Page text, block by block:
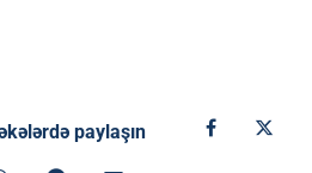
paylaşın